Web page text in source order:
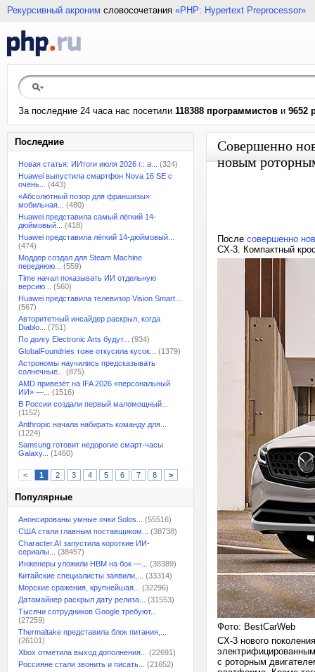
Рекурсивный акроним словосочетания «PHP: Hypertext Preprocessor»
За последние 24 часа нас посетили 118388 программистов и 9652
Последние
Новая статья: ИИтоги июля 2026 г.: а...
(324)
Huawei выпустила смартфон Nova 16 SE с
очень...
(443)
«Абсолютный позор для франшизы»:
мобильная...
(480)
Huawei представила самый лёгкий 14-
дюймовый...
(418)
Huawei представила лёгкий 14-дюймовый...
(474)
Моддер создал для Steam Machine
переднюю...
(559)
Time начал показывать ИИ отдельную
версию...
(560)
Huawei представила телевизор Vision Smart...
(567)
Авторитетный инсайдер раскрыл, когда
Diablo...
(751)
По долгу Electronic Arts будут...
(934)
GlobalFoundries тоже откусила кусок...
(1379)
Астрономы научились предсказывать
солнечные...
(875)
AMD привезёт на IFA 2026 «персональный
ИИ» —...
(1516)
В России создали первый маломощный...
(1152)
Anthropic начала набирать команду для...
(1224)
Samsung готовит недорогие смарт-часы
Galaxy...
(1460)
< 1 2 3 4 5 6 7 8 >
Популярные
Анонсированы умные очки Solos...
(55516)
США стали главным поставщиком...
(38738)
Character.AI запустила короткие ИИ-
сериалы...
(38457)
Инженеры уложили HBM на бок —...
(38389)
Китайские специалисты заявили,...
(33314)
Морские сражения, крупнейшая...
(32296)
Датамайнер раскрыл дату релиза...
(31553)
Тысячи сотрудников Google требуют...
(27259)
Thermaltake представила блок питания,...
(26101)
Xbox отметила выход дополнения...
(22691)
Россияне стали звонить и писать...
(21652)
Совершенно
новым
После совершенно
CX-3. Компактный
Фото: BestCarWeb
CX-3 нового
с роторным